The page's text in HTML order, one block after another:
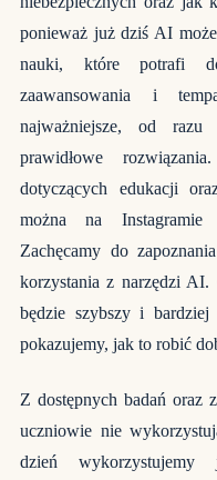
ponieważ już dziś AI
nauki, które potrafi
zaawansowania i
najważniejsze, od
prawidłowe
dotyczących edukacji
można na Instagramie
Zachęcamy do
korzystania z narzędzi AI.
będzie szybszy i
pokazujemy, jak to robić
Z dostępnych badań oraz
uczniowie nie
dzień wykorzystujemy